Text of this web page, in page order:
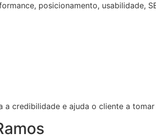
posicionamento, usabilidade,
credibilidade e ajuda o cliente a